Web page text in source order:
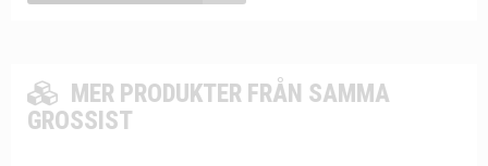
MER PRODUKTER FRÅN SAMMA
GROSSIST